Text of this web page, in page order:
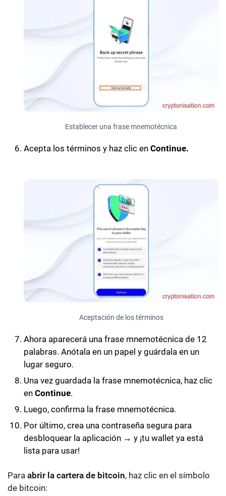
Establecer una frase mnemotécnica
Acepta los términos y haz clic en Continue.
Aceptación de los términos
Ahora aparecerá una frase mnemotécnica de 12
palabras. Anótala en un papel y guárdala en un
lugar seguro.
Una vez guardada la frase mnemotécnica, haz clic
en Continue.
Luego, confirma la frase mnemotécnica.
Por último, crea una contraseña segura para
desbloquear la aplicación → y ¡tu wallet ya está
lista para usar!
Para abrir la cartera de bitcoin, haz clic en el símbolo
de bitcoin: